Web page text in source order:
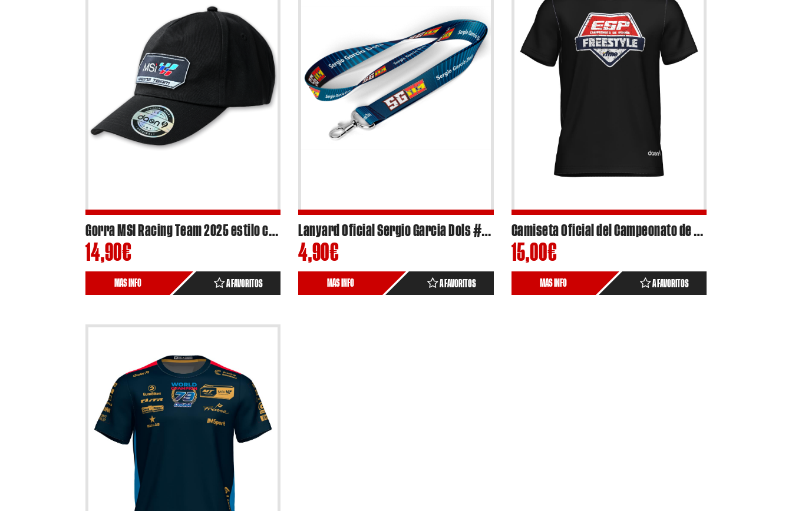
Gorra MSI Racing Team 2025 estilo clásico
14,90€
MÁS INFO A FAVORITOS
Lanyard Oficial Sergio Garcia Dols #03 Moto2 2024 – Ref.SGL2404
4,90€
MÁS INFO A FAVORITOS
Camiseta Oficial del Campeonato de España de Freestyle Motocross con diseño estampado 2024
15,00€
MÁS INFO A FAVORITOS